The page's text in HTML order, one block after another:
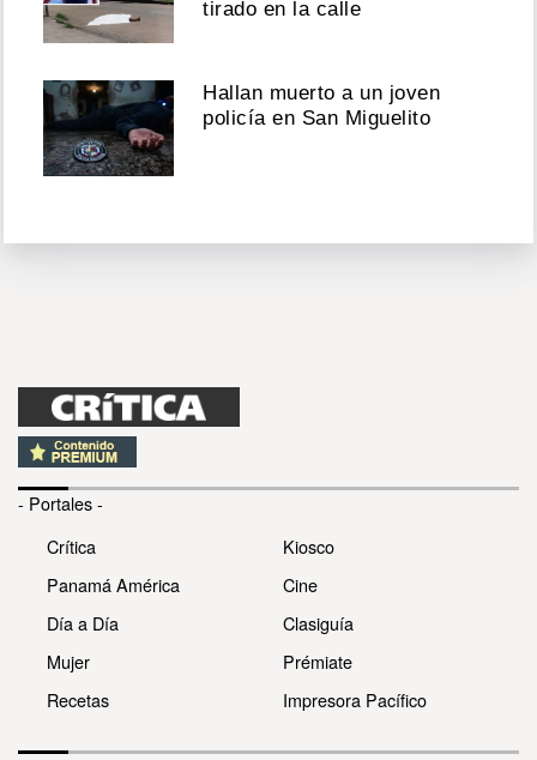
tirado en la calle
Hallan muerto a un joven
policía en San Miguelito
- Portales -
Crítica
Panamá América
Día a Día
Mujer
Recetas
Kiosco
Cine
Clasiguía
Prémiate
Impresora Pacífico